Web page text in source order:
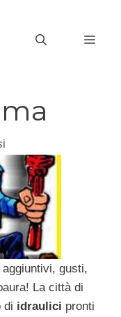
aggiuntivi, gusti,
La città di
di idraulici pronti